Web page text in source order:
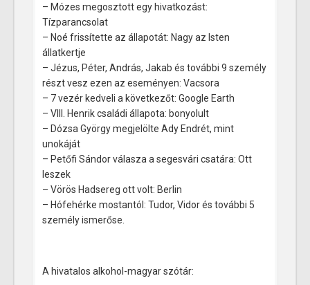
– Mózes megosztott egy hivatkozást:
Tízparancsolat
– Noé frissítette az állapotát: Nagy az Isten
állatkertje
– Jézus, Péter, András, Jakab és további 9 személy
részt vesz ezen az eseményen: Vacsora
– 7 vezér kedveli a következőt: Google Earth
– VIII. Henrik családi állapota: bonyolult
– Dózsa György megjelölte Ady Endrét, mint
unokáját
– Petőfi Sándor válasza a segesvári csatára: Ott
leszek
– Vörös Hadsereg ott volt: Berlin
– Hófehérke mostantól: Tudor, Vidor és további 5
személy ismerőse.
A hivatalos alkohol-magyar szótár: